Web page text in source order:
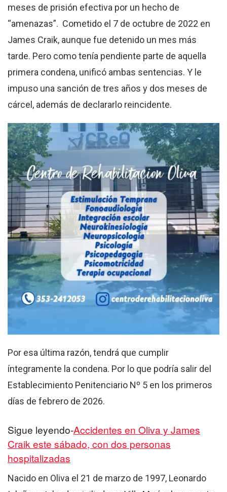
meses de prisión efectiva por un hecho de
“amenazas”. Cometido el 7 de octubre de 2022 en
James Craik, aunque fue detenido un mes más
tarde. Pero como tenía pendiente parte de aquella
primera condena, unificó ambas sentencias. Y le
impuso una sanción de tres años y dos meses de
cárcel, además de declararlo reincidente.
Por esa última razón, tendrá que cumplir
íntegramente la condena. Por lo que podría salir del
Establecimiento Penitenciario Nº 5 en los primeros
días de febrero de 2026.
Sigue leyendo-Accidentes en Oliva y James
Craik este sábado, con dos personas
hospitalizadas
Nacido en Oliva el 21 de marzo de 1997, Leonardo